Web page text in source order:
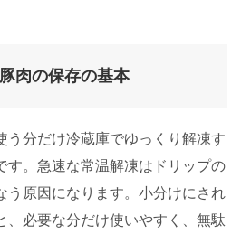
肉の保存の基本
う分だけ冷蔵庫でゆっくり解凍す
す。急速な常温解凍はドリップの
う原因になります。小分けにされ
、必要な分だけ使いやすく、無駄